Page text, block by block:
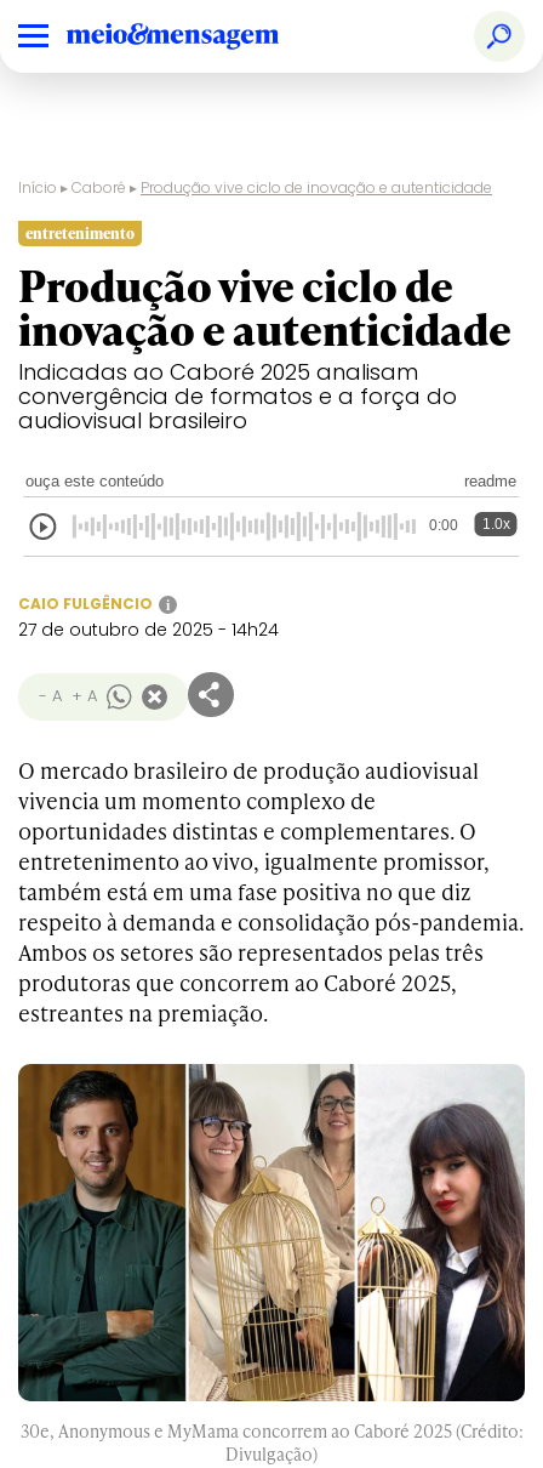
Início ▸Caboré ▸ Produção vive ciclo de inovação e autenticidade
entretenimento
Produção vive ciclo de
inovação e autenticidade
Indicadas ao Caboré 2025 analisam
convergência de formatos e a força do
audiovisual brasileiro
ouça este conteúdo readme
0:00 1.0x
CAIO FULGÊNCIO i
27 de outubro de 2025 - 14h24
- A + A
O mercado brasileiro de produção audiovisual
vivencia um momento complexo de
oportunidades distintas e complementares. O
entretenimento ao vivo, igualmente promissor,
também está em uma fase positiva no que diz
respeito à demanda e consolidação pós-pandemia.
Ambos os setores são representados pelas três
produtoras que concorrem ao Caboré 2025,
estreantes na premiação.
30e, Anonymous e MyMama concorrem ao Caboré 2025 (Crédito:
Divulgação)